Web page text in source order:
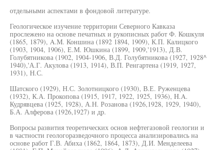
отдельными аспектами в фондовой литературе.
Геологическое изучение территории Северного Кавказа
прослежено на основе печатных и рукописных работ Ф. Кошкуля
(1865, 1879), A.M. Коншина (1892 1894, 1909), К.П. Калицкого
(1903, 1904, 1906), Е.М. Юшкина (1899, 1909,'1913), Д.В.
Голубятникова (1902, 1904-1906, В.Д. Голубятникова (1927, 1928^
1940),'А.Г. Акулова (1913, 1914), В.П. Ренгартена (1919, 1927,
1931), Н.С.
Шатского (1929), Н.С. Золотницкого (1930), В.Е. Руженцева
(1932), К.А. Прокопова (1915, 1917, 1922, 1925, 1936), H.A.
Кудрявцева (1925, 1928), А.Н. Розанова (1926,1928, 1929, 1940),
Б.А. Алферова (1926,1927) и др.
Вопросы развития теоретических основ нефтегазовой геологии и
в частности геологоразведочного процесса анализировались на
основе работ Г.В. Абиха (1862, 1864, 1873), Д.И. Менделеева